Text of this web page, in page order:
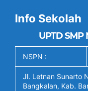
Info Sekolah
UPTD SMP
NSPN :
Jl. Letnan Sunarto
Bangkalan, Kab.